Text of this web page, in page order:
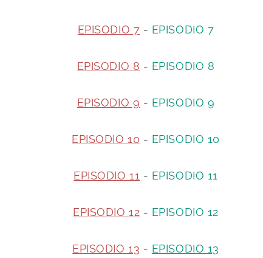
EPISODIO 7 - EPISODIO 7
EPISODIO 8 - EPISODIO 8
EPISODIO 9 - EPISODIO 9
EPISODIO 10 - EPISODIO 10
EPISODIO 11 - EPISODIO 11
EPISODIO 12 - EPISODIO 12
EPISODIO 13 - EPISODIO 13